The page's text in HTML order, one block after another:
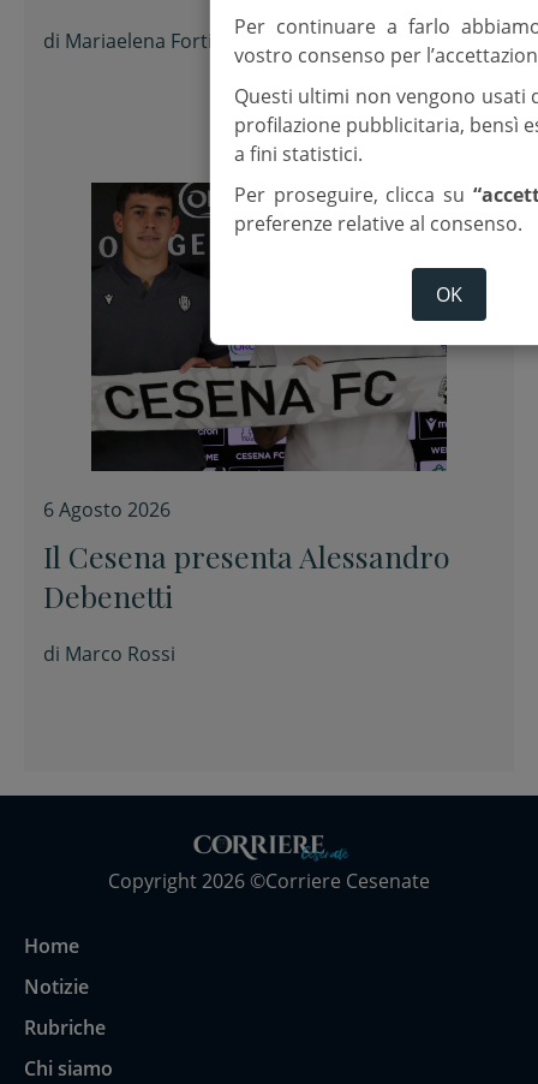
di Mariaelena Forti
6 Agosto 2026
Il Cesena presenta Alessandro
Debenetti
di Marco Rossi
Copyright 2026 ©Corriere Cesenate
Home
Notizie
Rubriche
Chi siamo
Per continuare a farlo
vostro consenso per
Questi ultimi non vengono usati
profilazione pubblicitaria, bensì
a fini statistici.
Per proseguire, clicca su
preferenze relative al consenso.
OK